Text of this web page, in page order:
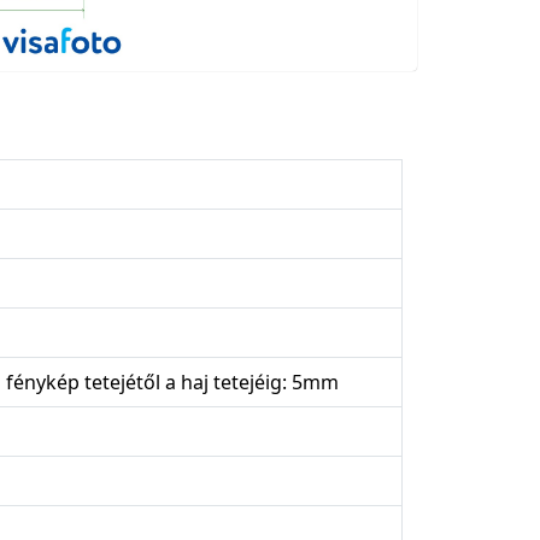
fénykép tetejétől a haj tetejéig: 5mm